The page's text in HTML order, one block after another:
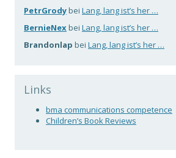
PetrGrodybei Lang, lang ist’s her …
BernieNexbei Lang, lang ist’s her …
Brandonlap bei Lang, lang ist’s her …
Links
bma communications competence
Children’s Book Reviews